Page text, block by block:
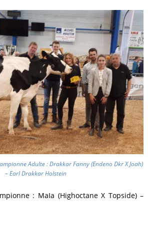
Adulte : Drakkar Fanny (Endeno Dkr X Joah)
– Earl Drakkar Holstein
: MaIa (Highoctane X Topside) –